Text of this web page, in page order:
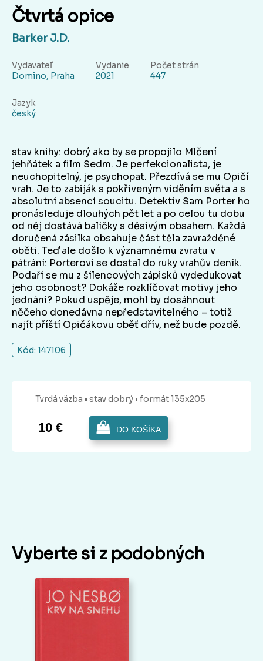
Čtvrtá opice
Barker J.D.
Vydavateľ
Domino, Praha
Vydanie
2021
Počet strán
447
Jazyk
český
stav knihy: dobrý ako by se propojilo Mlčení
jehňátek a film Sedm. Je perfekcionalista, je
neuchopitelný, je psychopat. Přezdívá se mu Opičí
vrah. Je to zabiják s pokřiveným viděním světa a s
absolutní absencí soucitu. Detektiv Sam Porter ho
pronásleduje dlouhých pět let a po celou tu dobu
od něj dostává balíčky s děsivým obsahem. Každá
doručená zásilka obsahuje část těla zavražděné
oběti. Teď ale došlo k významnému zvratu v
pátrání: Porterovi se dostal do ruky vrahův deník.
Podaří se mu z šílencových zápisků vydedukovat
jeho osobnost? Dokáže rozklíčovat motivy jeho
jednání? Pokud uspěje, mohl by dosáhnout
něčeho donedávna nepředstavitelného – totiž
najít příští Opičákovu oběť dřív, než bude pozdě.
Kód: 147106
Tvrdá väzba • stav dobrý • formát 135x205
10 € DO KOŠÍKA
Vyberte si z podobných